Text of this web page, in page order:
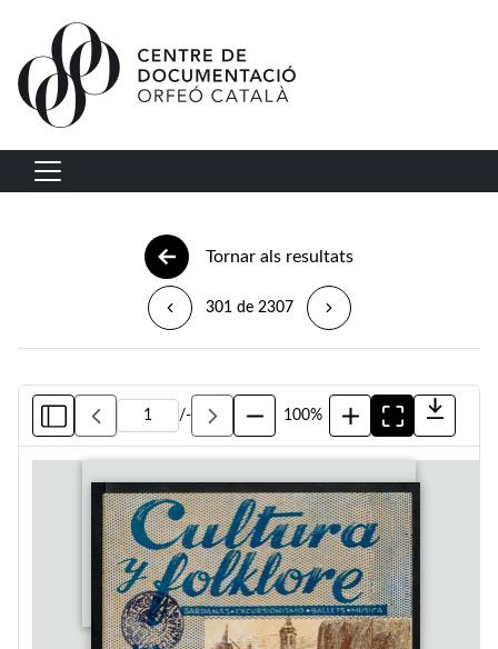
Vés al contingut
Navegació principal
Tornar als resultats
301 de 2307
/- 100%